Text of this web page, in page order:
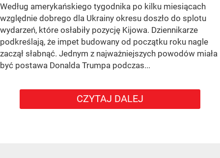
Według amerykańskiego tygodnika po kilku miesiącach
względnie dobrego dla Ukrainy okresu doszło do splotu
wydarzeń, które osłabiły pozycję Kijowa. Dziennikarze
podkreślają, że impet budowany od początku roku nagle
zaczął słabnąć. Jednym z najważniejszych powodów miała
być postawa Donalda Trumpa podczas...
CZYTAJ DALEJ